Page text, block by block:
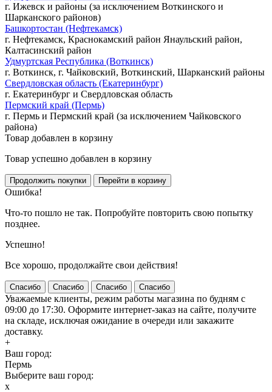
г. Ижевск и районы (за исключением Воткинского и
Шарканского районов)
Башкортостан (Нефтекамск)
г. Нефтекамск, Краснокамский район Янаульский район,
Калтасинский район
Удмуртская Республика (Воткинск)
г. Воткинск, г. Чайковский, Воткинский, Шарканский районы
Свердловская область (Екатеринбург)
г. Екатеринбург и Свердловская область
Пермский край (Пермь)
г. Пермь и Пермский край (за исключением Чайковского
района)
Товар добавлен в корзину
Товар успешно добавлен в корзину
Ошибка!
Что-то пошло не так. Попробуйте повторить свою попытку
позднее.
Успешно!
Все хорошо, продолжайте свои действия!
Спасибо Спасибо Спасибо Спасибо
Уважаемые клиенты, режим работы магазина по будням с
09:00 до 17:30. Оформите интернет-заказ на сайте, получите
на складе, исключая ожидание в очереди или закажите
доставку.
+
Ваш город:
Пермь
Выберите ваш город:
x